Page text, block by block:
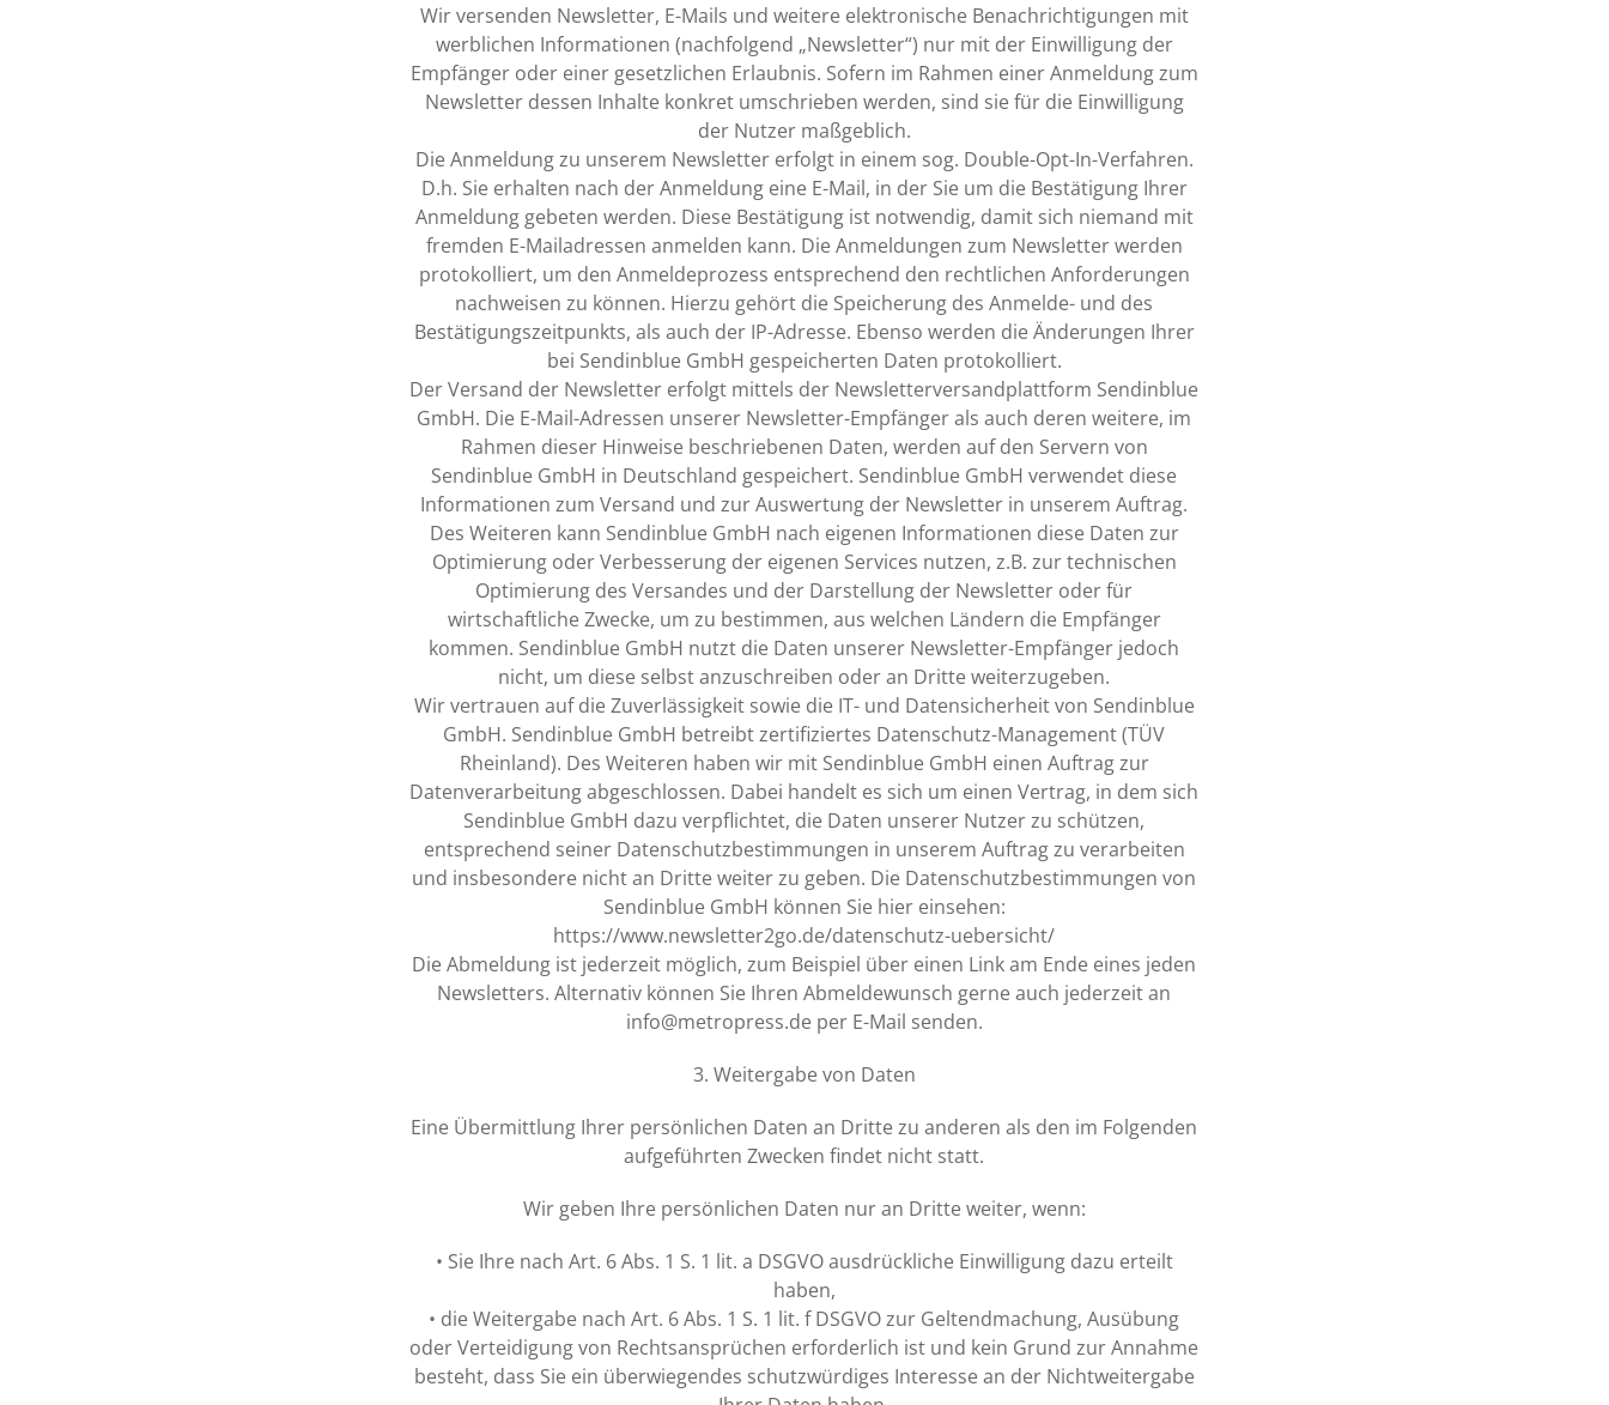
Wir versenden Newsletter, E-Mails und weitere elektronische Benachrichtigungen mit
werblichen Informationen (nachfolgend „Newsletter“) nur mit der Einwilligung der
Empfänger oder einer gesetzlichen Erlaubnis. Sofern im Rahmen einer Anmeldung zum
Newsletter dessen Inhalte konkret umschrieben werden, sind sie für die Einwilligung
der Nutzer maßgeblich.
Die Anmeldung zu unserem Newsletter erfolgt in einem sog. Double-Opt-In-Verfahren.
D.h. Sie erhalten nach der Anmeldung eine E-Mail, in der Sie um die Bestätigung Ihrer
Anmeldung gebeten werden. Diese Bestätigung ist notwendig, damit sich niemand mit
fremden E-Mailadressen anmelden kann. Die Anmeldungen zum Newsletter werden
protokolliert, um den Anmeldeprozess entsprechend den rechtlichen Anforderungen
nachweisen zu können. Hierzu gehört die Speicherung des Anmelde- und des
Bestätigungszeitpunkts, als auch der IP-Adresse. Ebenso werden die Änderungen Ihrer
bei Sendinblue GmbH gespeicherten Daten protokolliert.
Der Versand der Newsletter erfolgt mittels der Newsletterversandplattform Sendinblue
GmbH. Die E-Mail-Adressen unserer Newsletter-Empfänger als auch deren weitere, im
Rahmen dieser Hinweise beschriebenen Daten, werden auf den Servern von
Sendinblue GmbH in Deutschland gespeichert. Sendinblue GmbH verwendet diese
Informationen zum Versand und zur Auswertung der Newsletter in unserem Auftrag.
Des Weiteren kann Sendinblue GmbH nach eigenen Informationen diese Daten zur
Optimierung oder Verbesserung der eigenen Services nutzen, z.B. zur technischen
Optimierung des Versandes und der Darstellung der Newsletter oder für
wirtschaftliche Zwecke, um zu bestimmen, aus welchen Ländern die Empfänger
kommen. Sendinblue GmbH nutzt die Daten unserer Newsletter-Empfänger jedoch
nicht, um diese selbst anzuschreiben oder an Dritte weiterzugeben.
Wir vertrauen auf die Zuverlässigkeit sowie die IT- und Datensicherheit von Sendinblue
GmbH. Sendinblue GmbH betreibt zertifiziertes Datenschutz-Management (TÜV
Rheinland). Des Weiteren haben wir mit Sendinblue GmbH einen Auftrag zur
Datenverarbeitung abgeschlossen. Dabei handelt es sich um einen Vertrag, in dem sich
Sendinblue GmbH dazu verpflichtet, die Daten unserer Nutzer zu schützen,
entsprechend seiner Datenschutzbestimmungen in unserem Auftrag zu verarbeiten
und insbesondere nicht an Dritte weiter zu geben. Die Datenschutzbestimmungen von
Sendinblue GmbH können Sie hier einsehen:
https://www.newsletter2go.de/datenschutz-uebersicht/
Die Abmeldung ist jederzeit möglich, zum Beispiel über einen Link am Ende eines jeden
Newsletters. Alternativ können Sie Ihren Abmeldewunsch gerne auch jederzeit an
info@metropress.de per E-Mail senden.
3. Weitergabe von Daten
Eine Übermittlung Ihrer persönlichen Daten an Dritte zu anderen als den im Folgenden
aufgeführten Zwecken findet nicht statt.
Wir geben Ihre persönlichen Daten nur an Dritte weiter, wenn:
• Sie Ihre nach Art. 6 Abs. 1 S. 1 lit. a DSGVO ausdrückliche Einwilligung dazu erteilt
haben,
• die Weitergabe nach Art. 6 Abs. 1 S. 1 lit. f DSGVO zur Geltendmachung, Ausübung
oder Verteidigung von Rechtsansprüchen erforderlich ist und kein Grund zur Annahme
besteht, dass Sie ein überwiegendes schutzwürdiges Interesse an der Nichtweitergabe